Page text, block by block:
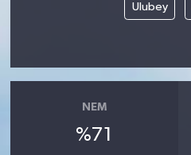
Ulubey
NEM
%71